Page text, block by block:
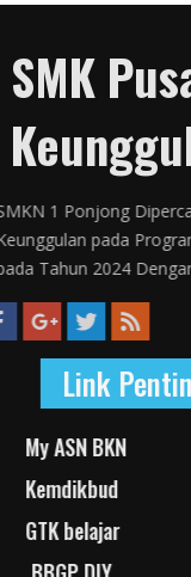
SMK
SMKN 1 Ponjong
Keunggulan
pada Tahun 2024
Link
My ASN BKN
Kemdikbud
GTK belajar